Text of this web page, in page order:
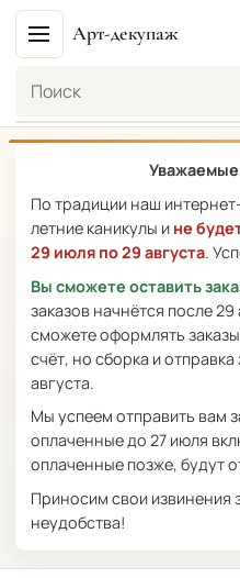
Арт-декупаж
По традиции наш
летние каникулы и не
29 июля по 29 августа.
Вы сможете оставить
заказов начнётся после
сможете оформлять
счёт, но сборка и отправка
августа.
Мы успеем отправить вам
оплаченные до 27 июля
оплаченные позже, будут
Приносим свои извинения
неудобства!